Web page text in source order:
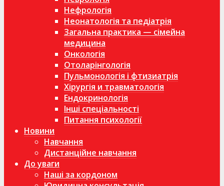
Нефрологія
Неонатологія та педіатрія
Загальна практика — сімейна
медицина
Онкологія
Отоларінгологія
Пульмонологія і фтизиатрія
Хірургія и травматологія
Ендокринологія
Інші спеціальності
Питання психології
Новини
Навчання
Дистанційне навчання
До уваги
Наші за кордоном